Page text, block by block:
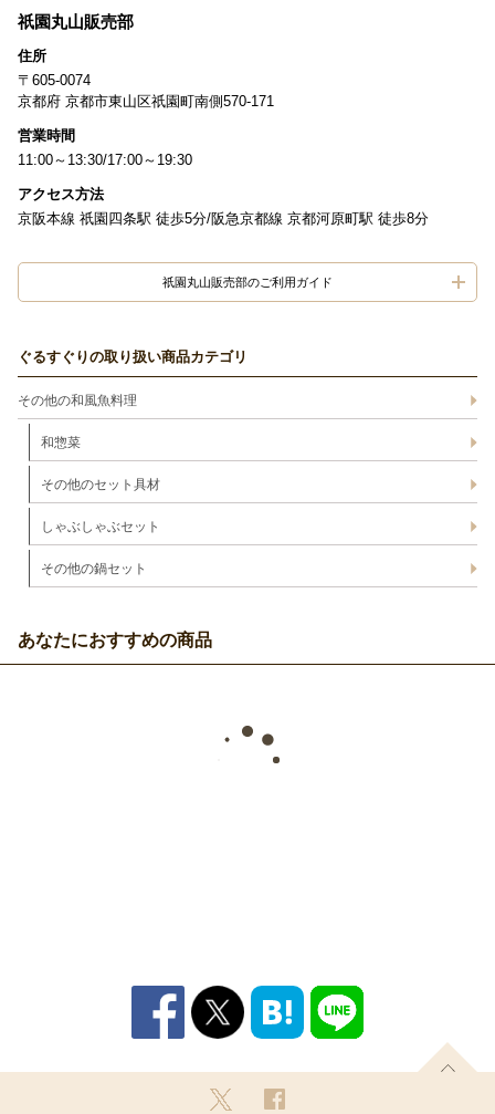
祇園丸山販売部
住所
〒605-0074
京都府 京都市東山区祇園町南側570-171
営業時間
11:00～13:30/17:00～19:30
アクセス方法
京阪本線 祇園四条駅 徒歩5分/阪急京都線 京都河原町駅 徒歩8分
祇園丸山販売部のご利用ガイド
ぐるすぐりの取り扱い商品カテゴリ
その他の和風魚料理
和惣菜
その他のセット具材
しゃぶしゃぶセット
その他の鍋セット
あなたにおすすめの商品